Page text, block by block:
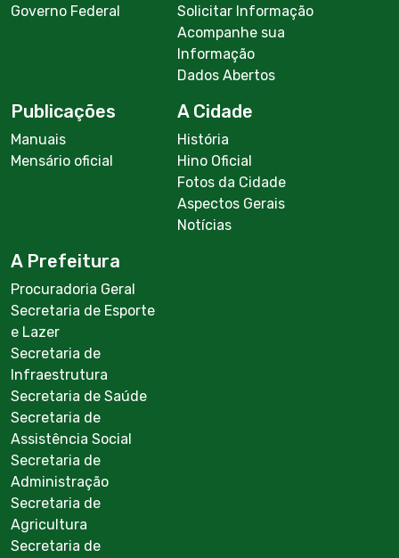
Governo Federal
Solicitar Informação
Acompanhe sua
Informação
Dados Abertos
Publicações
Manuais
Mensário oficial
A Cidade
História
Hino Oficial
Fotos da Cidade
Aspectos Gerais
Notícias
A Prefeitura
Procuradoria Geral
Secretaria de Esporte
e Lazer
Secretaria de
Infraestrutura
Secretaria de Saúde
Secretaria de
Assistência Social
Secretaria de
Administração
Secretaria de
Agricultura
Secretaria de